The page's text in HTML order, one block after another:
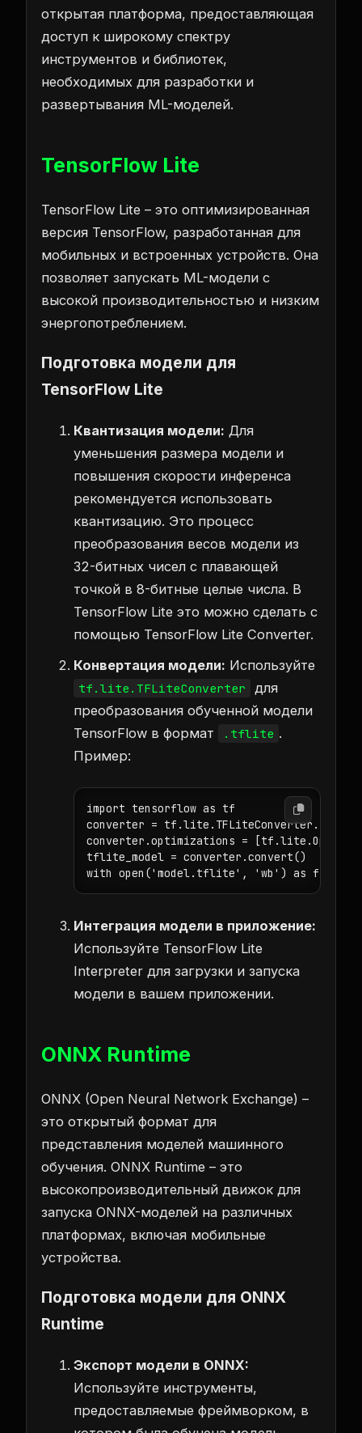
открытая платформа, предоставляющая
доступ к широкому спектру
инструментов и библиотек,
необходимых для разработки и
развертывания ML-моделей.
TensorFlow Lite
TensorFlow Lite – это оптимизированная
версия TensorFlow, разработанная для
мобильных и встроенных устройств. Она
позволяет запускать ML-модели с
высокой производительностью и низким
энергопотреблением.
Подготовка модели для
TensorFlow Lite
Квантизация модели: Для
уменьшения размера модели и
повышения скорости инференса
рекомендуется использовать
квантизацию. Это процесс
преобразования весов модели из
32-битных чисел с плавающей
точкой в 8-битные целые числа. В
TensorFlow Lite это можно сделать с
помощью TensorFlow Lite Converter.
Конвертация модели: Используйте
tf.lite.TFLiteConverter
для
преобразования обученной модели
TensorFlow в формат
.tflite .
Пример:
import tensorflow as tf
converter =
converter.optimizations =
tflite_model = converter.convert()
with open('model.tflite', 'wb') as f:
Интеграция модели в приложение:
Используйте TensorFlow Lite
Interpreter для загрузки и запуска
модели в вашем приложении.
ONNX Runtime
ONNX (Open Neural Network Exchange) –
это открытый формат для
представления моделей машинного
обучения. ONNX Runtime – это
высокопроизводительный движок для
запуска ONNX-моделей на различных
платформах, включая мобильные
устройства.
Подготовка модели для ONNX
Runtime
Экспорт модели в ONNX:
Используйте инструменты,
предоставляемые фреймворком, в